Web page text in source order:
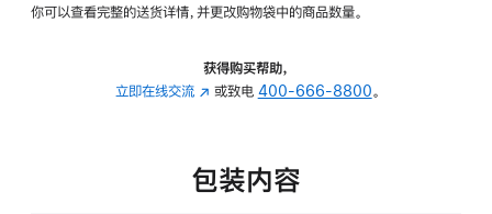
转
的
你可以查看完整的送货详情，并更改购物袋中的商品数量。
获得购买帮助，
立即在线交流 (在
中
或致电 400-666-8800。
包装内容